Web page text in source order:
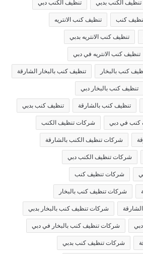
تنظيف الكنب بدبي تنظيف الكنب دبي
كنب تنظيف كنب الانتريه
تنظيف كنب الانتريه بدبي
تنظيف كنب الانتريه في دبي
كنب بالبخار تنظيف كنب بالبخار الشارقة
تنظيف كنب بالبخار دبي
تنظيف كنب بالشارقة تنظيف كنب بدبي
كنب في دبي شركات تنظيف الكنب
شركات تنظيف الكنب بالشارقة
شركات تنظيف الكنب دبي
شركات تنظيف كنب
شركات تنظيف كنب بالبخار
شركات تنظيف كنب بالبخار بدبي
شركات تنظيف كنب بالبخار في دبي
شركات تنظيف كنب بدبي